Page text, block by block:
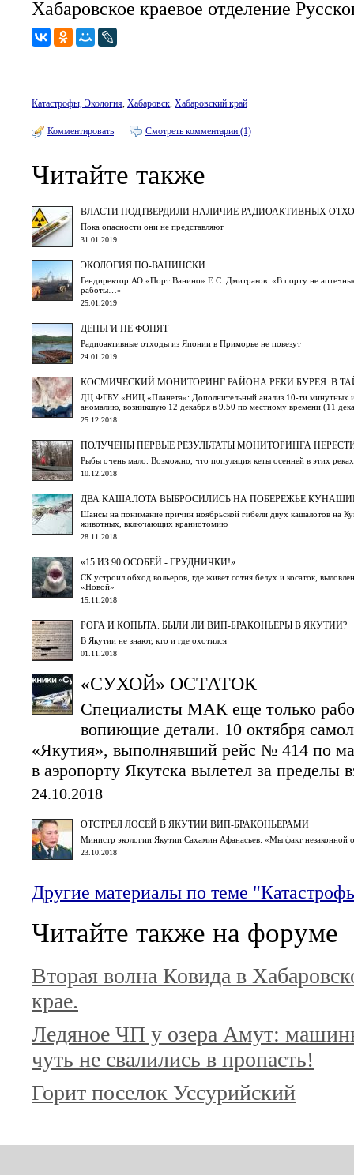
Хабаровское краевое отделение
Катастрофы, Экология, Хабаровск, Хабаровский край
Комментировать Смотреть комментарии (1)
Читайте также
ВЛАСТИ ПОДТВЕРДИЛИ НАЛИЧИЕ РАДИОАКТИВНЫХ
Пока опасности они не представляют
31.01.2019
ЭКОЛОГИЯ ПО-ВАНИНСКИ
Гендиректор АО «Порт Ванино» Е.С. Дмитраков: «В порту не
работы…»
25.01.2019
ДЕНЬГИ НЕ ФОНЯТ
Радиоактивные отходы из Японии в Приморье не повезут
24.01.2019
КОСМИЧЕСКИЙ МОНИТОРИНГ РАЙОНА РЕКИ БУРЕЯ: В
ДЦ ФГБУ «НИЦ «Планета»: Дополнительный анализ 10-ти минутных
аномалию, возникшую 12 декабря в 9.50 по местному времени (11
25.12.2018
ПОЛУЧЕНЫ ПЕРВЫЕ РЕЗУЛЬТАТЫ МОНИТОРИНГА
Рыбы очень мало. Возможно, что популяция кеты осенней в этих
10.12.2018
ДВА КАШАЛОТА ВЫБРОСИЛИСЬ НА ПОБЕРЕЖЬЕ
Шансы на понимание причин ноябрьской гибели двух кашалотов на
животных, включающих краниотомию
28.11.2018
«15 ИЗ 90 ОСОБЕЙ - ГРУДНИЧКИ!»
СК устроил обход вольеров, где живет сотня белух и косаток,
«Новой»
15.11.2018
РОГА И КОПЫТА. БЫЛИ ЛИ ВИП-БРАКОНЬЕРЫ В ЯКУТИИ?
В Якутии не знают, кто и где охотился
01.11.2018
«СУХОЙ» ОСТАТОК
Специалисты МАК еще только
вопиющие детали. 10 октября
«Якутия», выполнявший рейс № 414 по
в аэропорту Якутска вылетел за пределы
24.10.2018
ОТСТРЕЛ ЛОСЕЙ В ЯКУТИИ ВИП-БРАКОНЬЕРАМИ
Министр экологии Якутии Сахамин Афанасьев: «Мы факт незаконной
23.10.2018
Другие материалы по теме
Читайте также на форуме
Вторая волна Ковида в
крае.
Ледяное ЧП у озера Амут:
чуть не свалились в пропасть!
Горит поселок Уссурийский